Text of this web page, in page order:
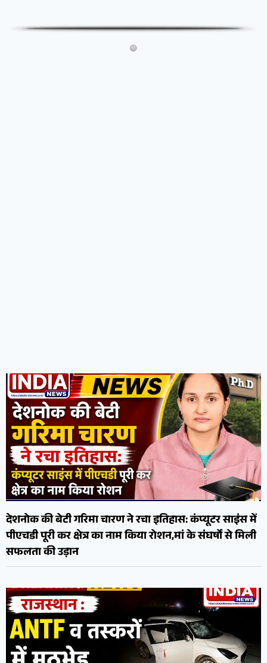
देशनोक की बेटी गरिमा चारण ने रचा इतिहास: कंप्यूटर साइंस में
पीएचडी पूरी कर क्षेत्र का नाम किया रोशन,मां के संघर्षों से मिली
सफलता की उड़ान